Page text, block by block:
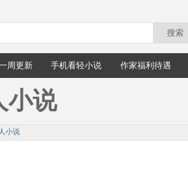
搜索
周更新 手机看轻小说 作家福利待遇
小说
小说